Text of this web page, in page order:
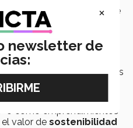
cantidad de desechos que
rellenos sanitarios y
el ambiente.
que puedan usar
de Arquitectura Arte
realizan a lo largo de sus
que se puedan
o como emprendimientos
valor de sostenibilidad
×
newsletter de